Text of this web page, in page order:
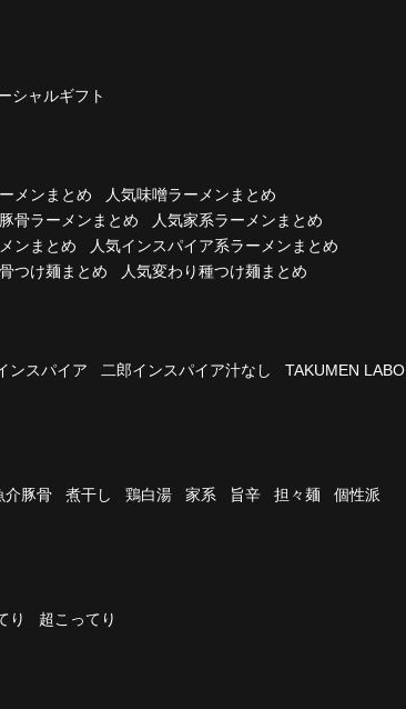
シャルギフト
メンまとめ
人気味噌ラーメンまとめ
骨ラーメンまとめ
人気家系ラーメンまとめ
ンまとめ
人気インスパイア系ラーメンまとめ
つけ麺まとめ 人気変わり種つけ麺まとめ
ンスパイア 二郎インスパイア汁なし
TAKUMEN LABO
介豚骨 煮干し 鶏白湯 家系 旨辛 担々麺
個性派
り 超こってり